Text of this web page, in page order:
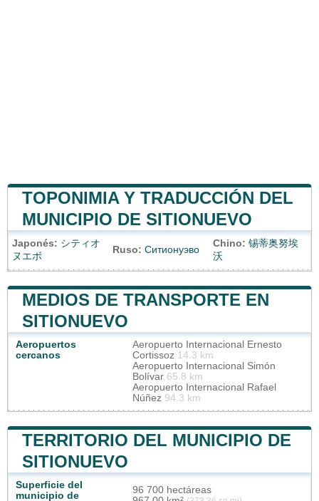
TOPONIMIA Y TRADUCCIÓN DEL
MUNICIPIO DE SITIONUEVO
Japonés: シティオ
ヌエボ
Ruso: Ситионуэво
Chino: 锡蒂奥努埃
沃
MEDIOS DE TRANSPORTE EN
SITIONUEVO
Aeropuertos
cercanos
Aeropuerto Internacional Ernesto
Cortissoz 14.3 km
Aeropuerto Internacional Simón
Bolívar 65.8 km
Aeropuerto Internacional Rafael
Núñez 94.3 km
TERRITORIO DEL MUNICIPIO DE
SITIONUEVO
Superficie del
municipio de
96 700 hectáreas